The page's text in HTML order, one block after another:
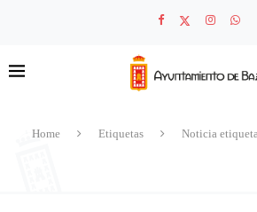
Home Etiquetas Noticia